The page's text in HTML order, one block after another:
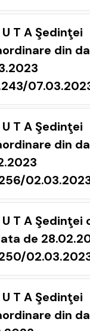
U T A Şedinţei
din
U T A Şedinţei
din
U T A Şedinţei
de
U T A Şedinţei
din